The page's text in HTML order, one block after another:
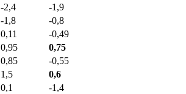
-2,4
-1,9
-1,8
-0,8
0,11
-0,49
0,95
0,75
0,85
-0,55
1,5
0,6
0,1
-1,4